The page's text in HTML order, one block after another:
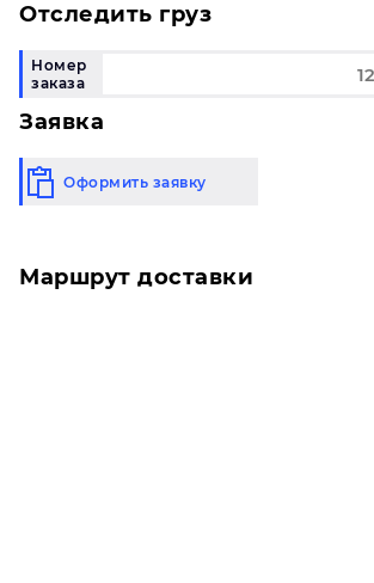
Отследить груз
Номер
заказа
Заявка
Оформить заявку
Маршрут доставки